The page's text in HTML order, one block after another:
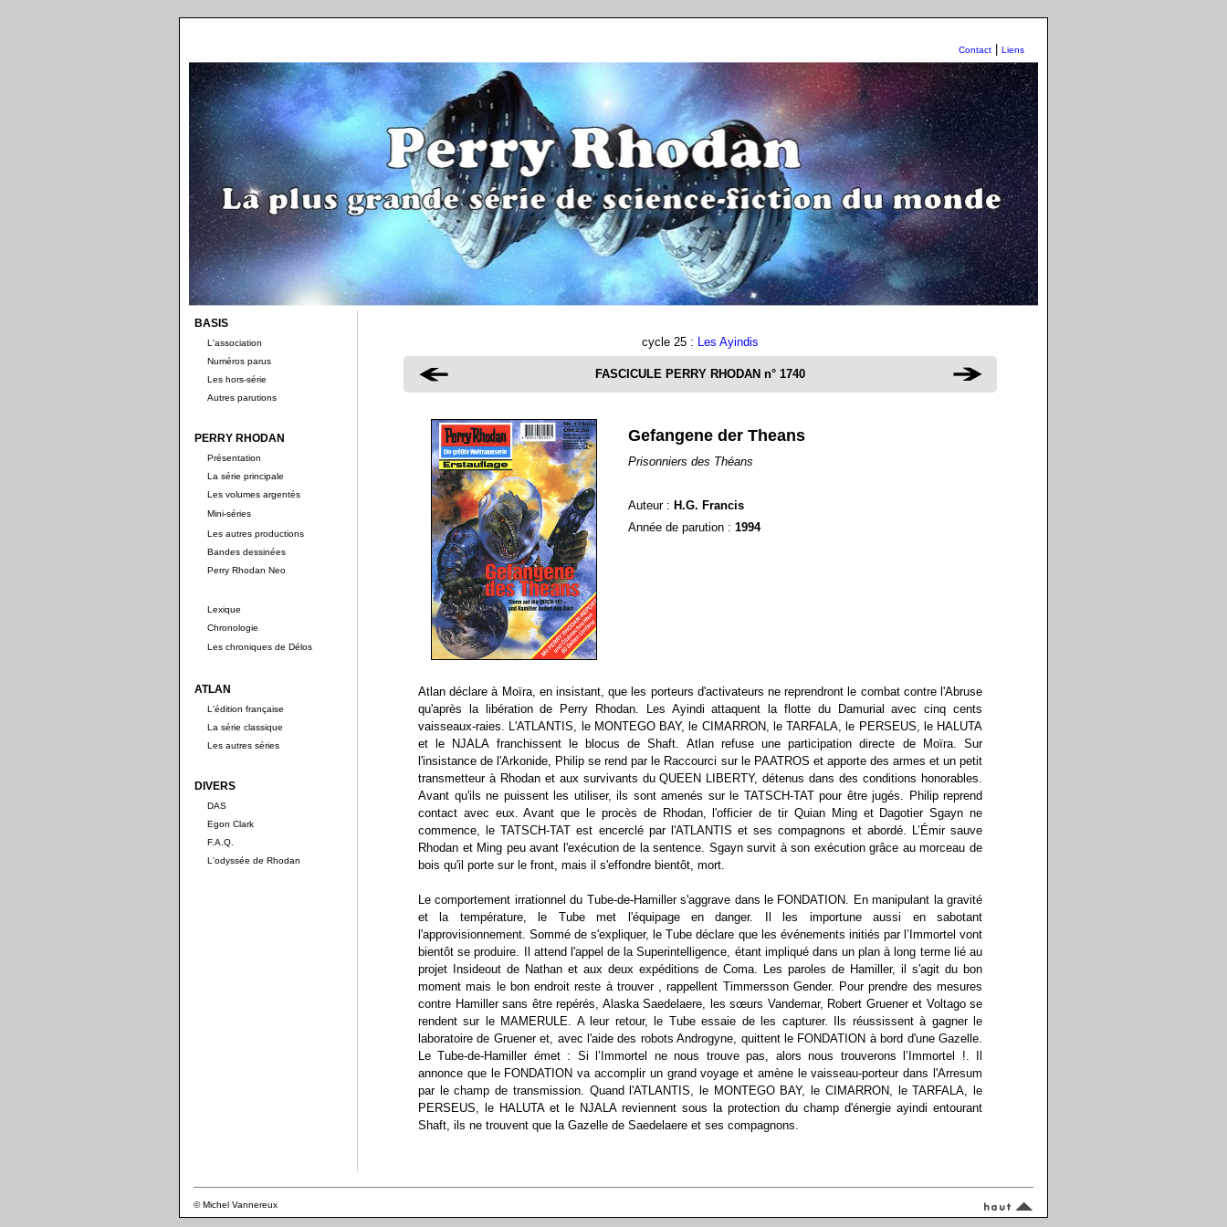
Contact Liens
BASIS
L'association
Numéros parus
Les hors-série
Autres parutions
PERRY RHODAN
Présentation
La série principale
Les volumes argentés
Mini-séries
Les autres productions
Bandes dessinées
Perry Rhodan Neo
Lexique
Chronologie
Les chroniques de Délos
ATLAN
L'édition française
La série classique
Les autres séries
DIVERS
DAS
Egon Clark
F.A.Q.
L'odyssée de Rhodan
cycle 25 : Les Ayindis
FASCICULE PERRY RHODAN n° 1740
Gefangene der Theans
Prisonniers des Théans
Auteur : H.G. Francis
Année de parution : 1994
Atlan déclare à Moïra, en insistant, que les porteurs d'activateurs ne reprendront le combat contre l'Abruse
qu'après la libération de Perry Rhodan. Les Ayindi attaquent la flotte du Damurial avec cinq cents
vaisseaux-raies. L'ATLANTIS, le MONTEGO BAY, le CIMARRON, le TARFALA, le PERSEUS, le HALUTA
et le NJALA franchissent le blocus de Shaft. Atlan refuse une participation directe de Moïra. Sur
l'insistance de l'Arkonide, Philip se rend par le Raccourci sur le PAATROS et apporte des armes et un petit
transmetteur à Rhodan et aux survivants du QUEEN LIBERTY, détenus dans des conditions honorables.
Avant qu'ils ne puissent les utiliser, ils sont amenés sur le TATSCH-TAT pour être jugés. Philip reprend
contact avec eux. Avant que le procès de Rhodan, l'officier de tir Quian Ming et Dagotier Sgayn ne
commence, le TATSCH-TAT est encerclé par l'ATLANTIS et ses compagnons et abordé. L’Émir sauve
Rhodan et Ming peu avant l'exécution de la sentence. Sgayn survit à son exécution grâce au morceau de
bois qu'il porte sur le front, mais il s'effondre bientôt, mort.
Le comportement irrationnel du Tube-de-Hamiller s'aggrave dans le FONDATION. En manipulant la gravité
et la température, le Tube met l'équipage en danger. Il les importune aussi en sabotant
l'approvisionnement. Sommé de s'expliquer, le Tube déclare que les événements initiés par l’Immortel vont
bientôt se produire. Il attend l'appel de la Superintelligence, étant impliqué dans un plan à long terme lié au
projet Insideout de Nathan et aux deux expéditions de Coma. Les paroles de Hamiller, il s'agit du bon
moment mais le bon endroit reste à trouver , rappellent Timmersson Gender. Pour prendre des mesures
contre Hamiller sans être repérés, Alaska Saedelaere, les sœurs Vandemar, Robert Gruener et Voltago se
rendent sur le MAMERULE. A leur retour, le Tube essaie de les capturer. Ils réussissent à gagner le
laboratoire de Gruener et, avec l'aide des robots Androgyne, quittent le FONDATION à bord d'une Gazelle.
Le Tube-de-Hamiller émet : Si l’Immortel ne nous trouve pas, alors nous trouverons l’Immortel !. Il
annonce que le FONDATION va accomplir un grand voyage et amène le vaisseau-porteur dans l'Arresum
par le champ de transmission. Quand l'ATLANTIS, le MONTEGO BAY, le CIMARRON, le TARFALA, le
PERSEUS, le HALUTA et le NJALA reviennent sous la protection du champ d'énergie ayindi entourant
Shaft, ils ne trouvent que la Gazelle de Saedelaere et ses compagnons.
© Michel Vannereux